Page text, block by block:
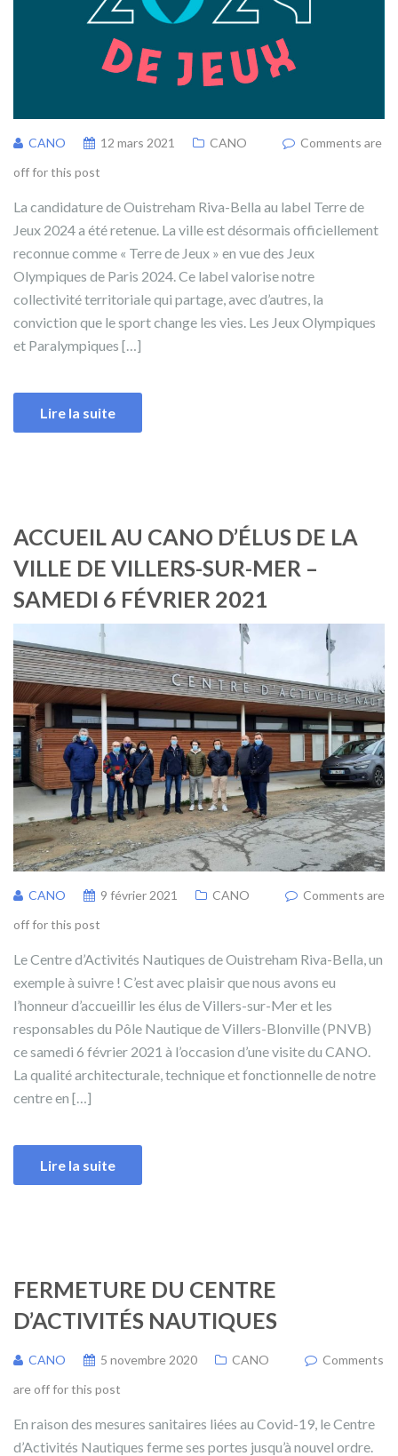
CANO 12 mars 2021 CANO
Comments are
off for this post
La candidature de Ouistreham Riva-Bella au label Terre de
Jeux 2024 a été retenue. La ville est désormais officiellement
reconnue comme « Terre de Jeux » en vue des Jeux
Olympiques de Paris 2024. Ce label valorise notre
collectivité territoriale qui partage, avec d’autres, la
conviction que le sport change les vies. Les Jeux Olympiques
et Paralympiques […]
Lire la suite
ACCUEIL AU CANO D’ÉLUS DE LA
VILLE DE VILLERS-SUR-MER –
SAMEDI 6 FÉVRIER 2021
CANO 9 février 2021 CANO
Comments are
off for this post
Le Centre d’Activités Nautiques de Ouistreham Riva-Bella, un
exemple à suivre ! C’est avec plaisir que nous avons eu
l’honneur d’accueillir les élus de Villers-sur-Mer et les
responsables du Pôle Nautique de Villers-Blonville (PNVB)
ce samedi 6 février 2021 à l’occasion d’une visite du CANO.
La qualité architecturale, technique et fonctionnelle de notre
centre en […]
Lire la suite
FERMETURE DU CENTRE
D’ACTIVITÉS NAUTIQUES
CANO 5 novembre 2020 CANO
Comments
are off for this post
En raison des mesures sanitaires liées au Covid-19, le Centre
d’Activités Nautiques ferme ses portes jusqu’à nouvel ordre.